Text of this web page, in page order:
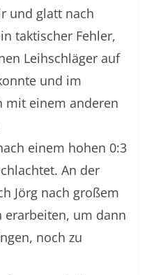
und glatt nach
taktischer Fehler,
Leihschläger auf
und im
mit einem anderen
einem hohen 0:3
An der
Jörg nach großem
erarbeiten, um dann
noch zu